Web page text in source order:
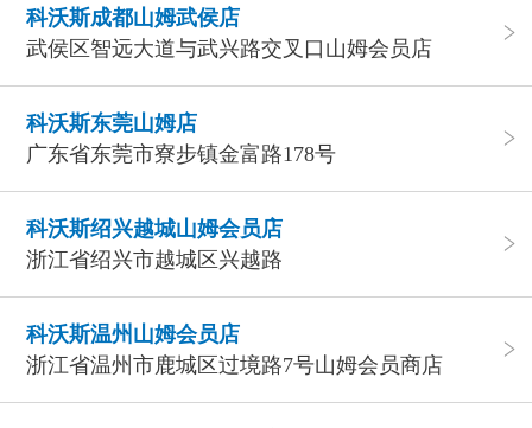
科沃斯成都山姆武侯店
武侯区智远大道与武兴路交叉口山姆会员店
科沃斯东莞山姆店
广东省东莞市寮步镇金富路178号
科沃斯绍兴越城山姆会员店
浙江省绍兴市越城区兴越路
科沃斯温州山姆会员店
浙江省温州市鹿城区过境路7号山姆会员商店